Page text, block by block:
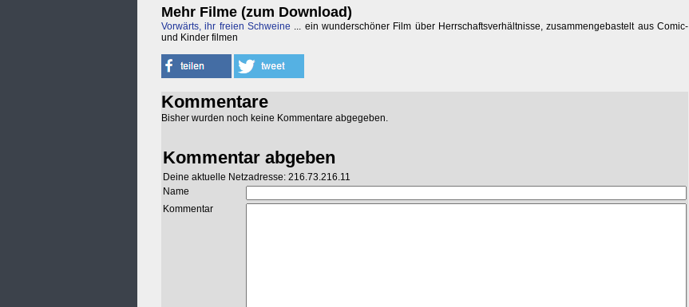
Mehr Filme (zum Download)
Vorwärts, ihr freien Schweine ... ein wunderschöner Film über Herrschaftsverhältnisse, zusammengebastelt aus Comic-
und Kinder filmen
Kommentare
Bisher wurden noch keine Kommentare abgegeben.
Kommentar abgeben
Deine aktuelle Netzadresse: 216.73.216.11
Name
Kommentar